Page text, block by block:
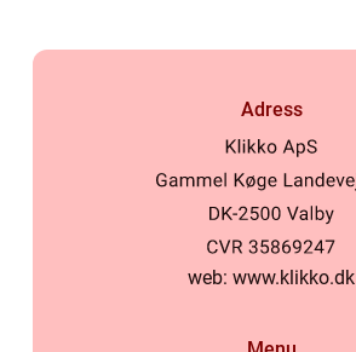
Adress
web: www.klikko.dk